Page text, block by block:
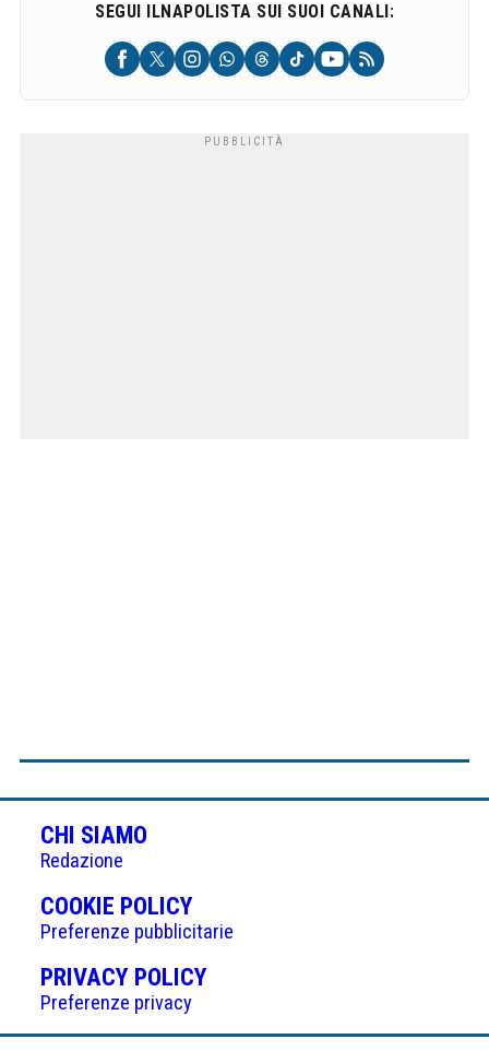
SEGUI ILNAPOLISTA SUI SUOI CANALI:
CHI SIAMO
Redazione
COOKIE POLICY(APRE
IN
UNA
NUOVA
Preferenze pubblicitarie
PRIVACY POLICY(APRE
UNA
Preferenze privacy